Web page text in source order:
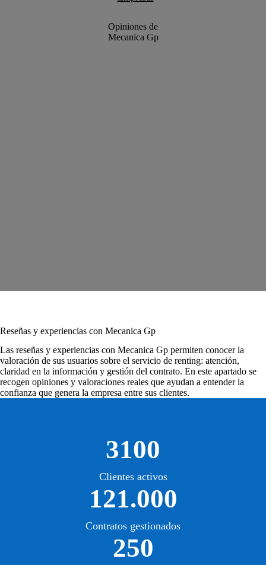
Opiniones de
Mecanica Gp
Reseñas y experiencias con Mecanica Gp
Las reseñas y experiencias con Mecanica Gp permiten conocer la
valoración de sus usuarios sobre el servicio de renting: atención,
claridad en la información y gestión del contrato. En este apartado se
recogen opiniones y valoraciones reales que ayudan a entender la
confianza que genera la empresa entre sus clientes.
3100
Clientes activos
121.000
Contratos gestionados
250